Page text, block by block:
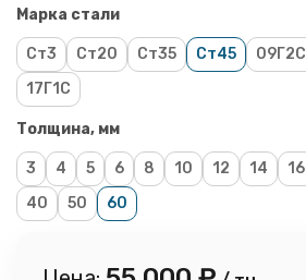
Марка стали
Ст3 Ст20 Ст35 Ст45 09Г2С
17Г1С
Толщина, мм
3 4 5 6 8 10 12 14 16
40
50 60